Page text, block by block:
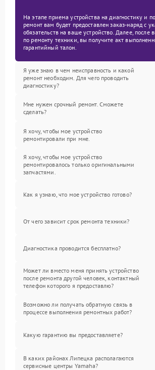
На этапе приема устройства на диагностику и
ремонт вам будет предоставлен заказ-наряд с
обязательств на ваше устройство. Далее, после
по ремонту техники, вы получите акт
гарантийный талон.
Я уже знаю в чем неисправность и какой
ремонт необходим. Для чего проводить
диагностику?
Мне нужен срочный ремонт. Сможете
сделать?
Я хочу, чтобы мое устройство
ремонтировали при мне.
Я хочу, чтобы мое устройство
ремонтировалось только оригинальными
запчастями.
Как я узнаю, что мое устройство готово?
От чего зависит срок ремонта техники?
Диагностика проводится бесплатно?
Может ли вместо меня принять устройство
после ремонта другой человек, контактный
телефон которого я предоставлю?
Возможно ли получать обратную связь в
процессе выполнения ремонтных работ?
Какую гарантию вы предоставляете?
В каких районах Липецка располагаются
сервисные центры Yamaha?